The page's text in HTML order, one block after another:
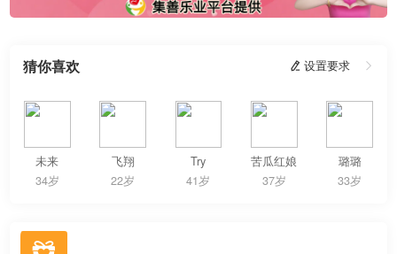
猜你喜欢  设置要求 
未来
34岁
飞翔
22岁
Try
41岁
苦瓜红娘
37岁
璐璐
33岁